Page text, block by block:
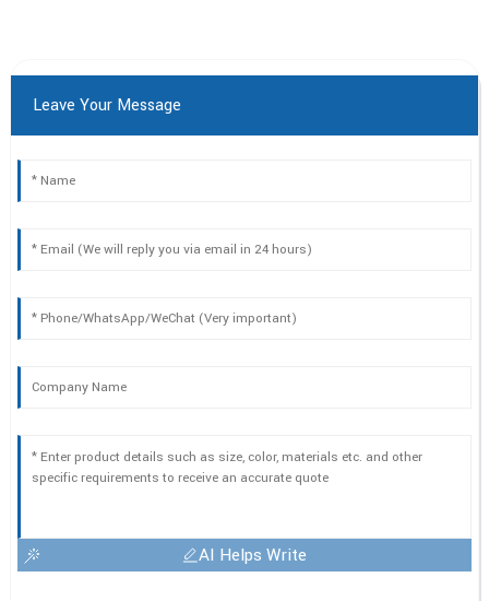
Leave Your Message
AI Helps Write